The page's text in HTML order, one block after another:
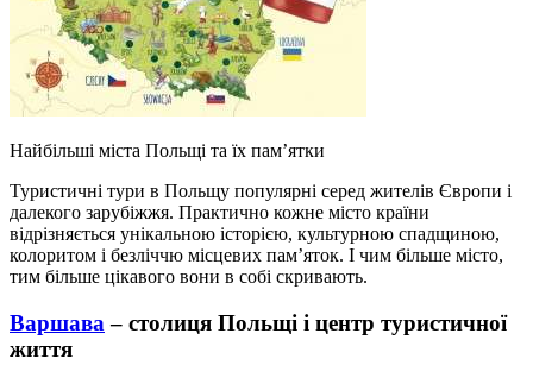
Найбільші міста Польщі та їх пам’ятки
Туристичні тури в Польщу популярні серед жителів Європи і
далекого зарубіжжя. Практично кожне місто країни
відрізняється унікальною історією, культурною спадщиною,
колоритом і безліччю місцевих пам’яток. І чим більше місто,
тим більше цікавого вони в собі скривають.
Варшава – столиця Польщі і центр туристичної
життя